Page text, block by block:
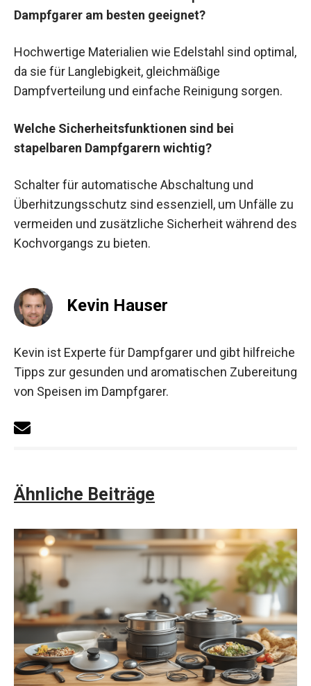
Dampfgarer am besten geeignet?
Hochwertige Materialien wie Edelstahl sind optimal,
da sie für Langlebigkeit, gleichmäßige
Dampfverteilung und einfache Reinigung sorgen.
Welche Sicherheitsfunktionen sind bei
stapelbaren Dampfgarern wichtig?
Schalter für automatische Abschaltung und
Überhitzungsschutz sind essenziell, um Unfälle zu
vermeiden und zusätzliche Sicherheit während des
Kochvorgangs zu bieten.
Kevin Hauser
Kevin ist Experte für Dampfgarer und gibt hilfreiche
Tipps zur gesunden und aromatischen Zubereitung
von Speisen im Dampfgarer.
Ähnliche Beiträge